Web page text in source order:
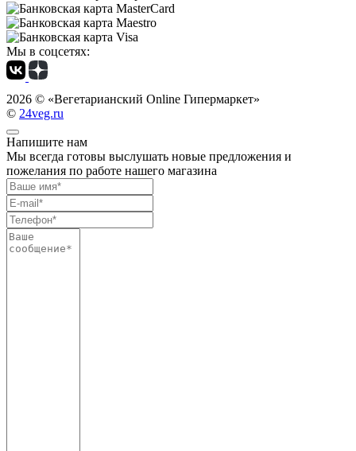
Мы в соцсетях:
2026 © «Вегетарианский Online Гипермаркет»
© 24veg.ru
Напишите нам
Мы всегда готовы выслушать новые предложения и
пожелания по работе нашего магазина